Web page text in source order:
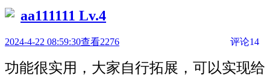
aa111111 Lv.4
2024-4-22 08:59:30查看2276 评论14
功能很实用，大家自行拓展，可以实现给